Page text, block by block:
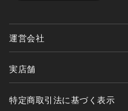
運営会社
実店舗
特定商取引法に基づく表示